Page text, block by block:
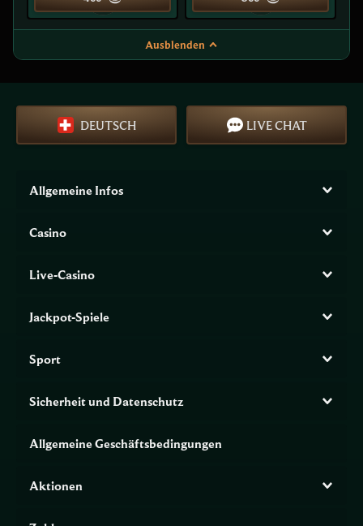
Ausblenden
DEUTSCH LIVE CHAT
Allgemeine Infos
Casino
Live-Casino
Jackpot-Spiele
Sport
Sicherheit und Datenschutz
Allgemeine Geschäftsbedingungen
Aktionen